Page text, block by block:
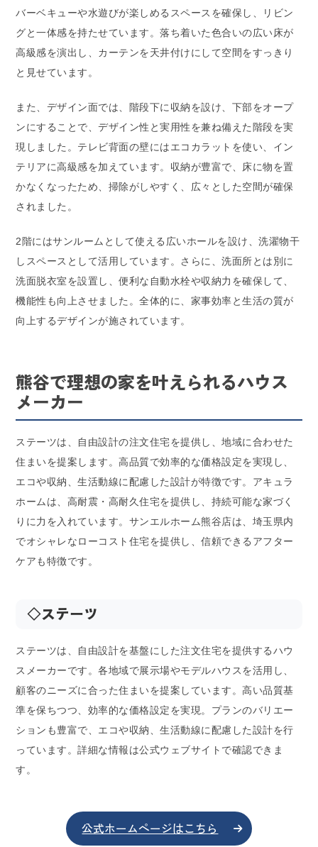
バーベキューや水遊びが楽しめるスペースを確保し、リビン
グと一体感を持たせています。落ち着いた色合いの広い床が
高級感を演出し、カーテンを天井付けにして空間をすっきり
と見せています。
また、デザイン面では、階段下に収納を設け、下部をオープ
ンにすることで、デザイン性と実用性を兼ね備えた階段を実
現しました。テレビ背面の壁にはエコカラットを使い、イン
テリアに高級感を加えています。収納が豊富で、床に物を置
かなくなったため、掃除がしやすく、広々とした空間が確保
されました。
2階にはサンルームとして使える広いホールを設け、洗濯物干
しスペースとして活用しています。さらに、洗面所とは別に
洗面脱衣室を設置し、便利な自動水栓や収納力を確保して、
機能性も向上させました。全体的に、家事効率と生活の質が
向上するデザインが施されています。
熊谷で理想の家を叶えられるハウス
メーカー
ステーツは、自由設計の注文住宅を提供し、地域に合わせた
住まいを提案します。高品質で効率的な価格設定を実現し、
エコや収納、生活動線に配慮した設計が特徴です。アキュラ
ホームは、高耐震・高耐久住宅を提供し、持続可能な家づく
りに力を入れています。サンエルホーム熊谷店は、埼玉県内
でオシャレなローコスト住宅を提供し、信頼できるアフター
ケアも特徴です。
◇ステーツ
ステーツは、自由設計を基盤にした注文住宅を提供するハウ
スメーカーです。各地域で展示場やモデルハウスを活用し、
顧客のニーズに合った住まいを提案しています。高い品質基
準を保ちつつ、効率的な価格設定を実現。プランのバリエー
ションも豊富で、エコや収納、生活動線に配慮した設計を行
っています。詳細な情報は公式ウェブサイトで確認できま
す。
公式ホームページはこちら